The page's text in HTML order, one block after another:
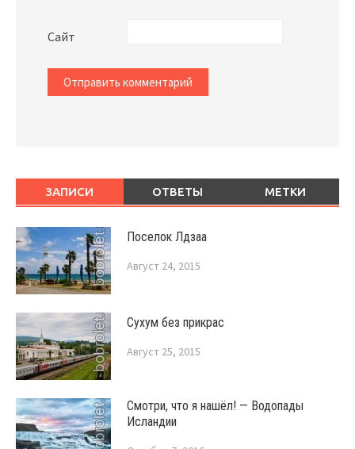
Сайт
ЗАПИСИ ОТВЕТЫ МЕТКИ
Поселок Лдзаа
Август 24, 2015
Сухум без прикрас
Август 25, 2015
Смотри, что я нашёл! — Водопады
Исландии